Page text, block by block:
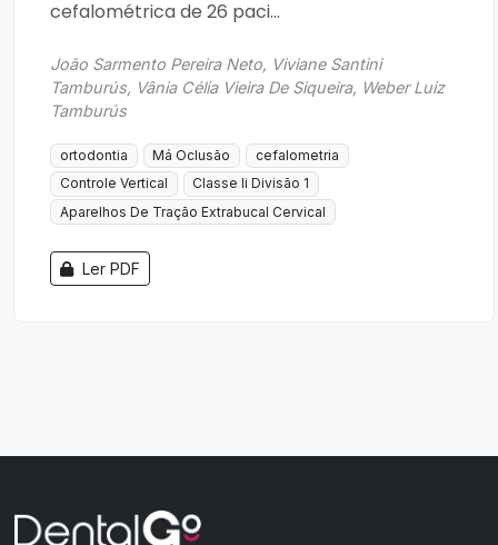
cefalométrica de 26 paci...
João Sarmento Pereira Neto, Viviane Santini
Tamburús, Vânia Célia Vieira De Siqueira, Weber Luiz
Tamburús
ortodontia Má Oclusão
cefalometria
Controle Vertical
Classe Ii Divisão 1
Aparelhos De Tração Extrabucal Cervical
Ler PDF